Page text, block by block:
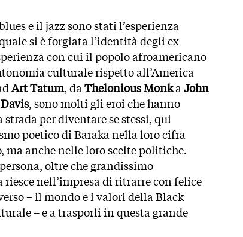
e il jazz sono stati l’esperienza
si è forgiata l’identità degli ex
con cui il popolo afroamericano
culturale rispetto all’America
Art Tatum, da Thelonious Monka John
, sono molti gli eroi che hanno
per diventare se stessi, qui
poetico di Baraka nella loro cifra
ma anche nelle loro scelte politiche.
oltre che grandissimo
riesce nell’impresa di ritrarre con felice
– il mondo e i valori della Black
– e a trasporli in questa grande